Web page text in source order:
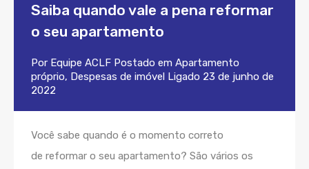
Saiba quando vale a pena reformar
o seu apartamento
Por Equipe ACLF Postado em Apartamento
próprio, Despesas de imóvel Ligado 23 de junho de
2022
Você sabe quando é o momento correto
de reformar o seu apartamento? São vários os